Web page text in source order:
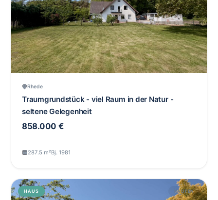
Rhede
Traumgrundstück - viel Raum in der Natur -
seltene Gelegenheit
858.000 €
287.5 m²Bj. 1981
HAUS KAUFEN